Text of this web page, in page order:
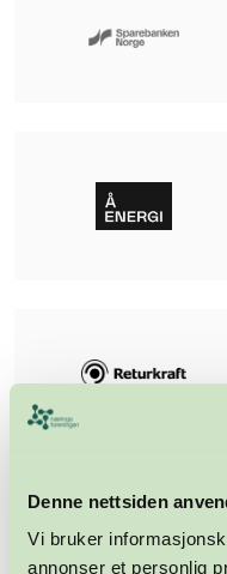
Denne nettsiden
Vi bruker
annonser et personlig